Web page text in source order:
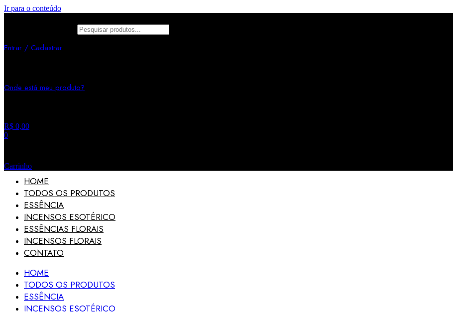
Ir para o conteúdo
Entrar / Cadastrar
Onde está meu produto?
R$ 0,00
0
Carrinho
HOME
TODOS OS PRODUTOS
ESSÊNCIA
INCENSOS ESOTÉRICO
ESSÊNCIAS FLORAIS
INCENSOS FLORAIS
CONTATO
HOME
TODOS OS PRODUTOS
ESSÊNCIA
INCENSOS ESOTÉRICO